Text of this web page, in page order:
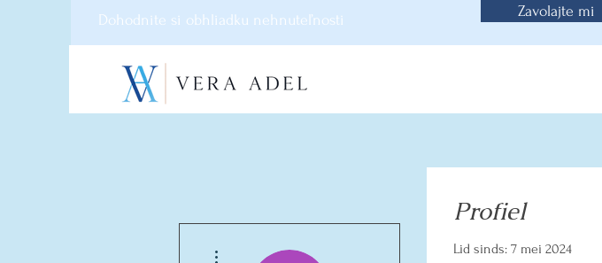
Dohodnite si obhliadku nehnuteľnosti
Zavolajte mi
Profiel
Lid sinds: 7 mei 2024